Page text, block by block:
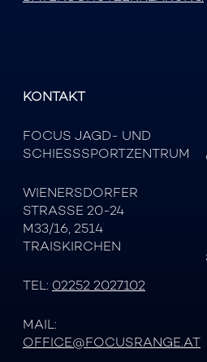
KONTAKT
FOCUS JAGD- UND
SCHIESSSPORTZENTRUM
WIENERSDORFER
STRASSE 20-24
M33/16, 2514
TRAISKIRCHEN
TEL: 02252 2027102
MAIL:
OFFICE@FOCUSRANGE.AT